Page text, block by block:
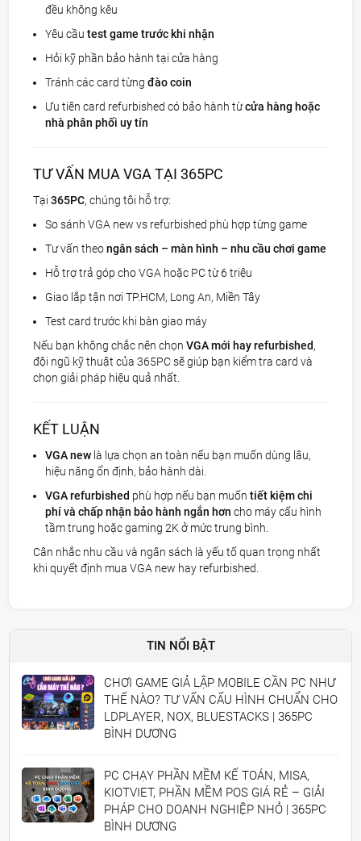
đều không kêu
Yêu cầutest game trước khi nhận
Hỏi kỹ phần bảo hành tại cửa hàng
Tránh các card từngđào coin
Ưu tiên card refurbished có bảo hành từcửa hàng hoặc
nhà phân phối uy tín
TƯ VẤN MUA VGA TẠI 365PC
Tại365PC, chúng tôi hỗ trợ:
So sánh VGA new vs refurbished phù hợp từng game
Tư vấn theongân sách – màn hình – nhu cầu chơi game
Hỗ trợ trả góp cho VGA hoặc PC từ 6 triệu
Giao lắp tận nơi TP.HCM, Long An, Miền Tây
Test card trước khi bàn giao máy
Nếu bạn không chắc nên chọnVGA mới hay refurbished,
đội ngũ kỹ thuật của 365PC sẽ giúp bạn kiểm tra card và
chọn giải pháp hiệu quả nhất.
KẾT LUẬN
VGA new là lựa chọn an toàn nếu bạn muốn dùng lâu,
hiệu năng ổn định, bảo hành dài.
VGA refurbished phù hợp nếu bạn muốntiết kiệm chi
phí và chấp nhận bảo hành ngắn hơn cho máy cấu hình
tầm trung hoặc gaming 2K ở mức trung bình.
Cân nhắc nhu cầu và ngân sách là yếu tố quan trọng nhất
khi quyết định mua VGA new hay refurbished.
TIN NỔI BẬT
CHƠI GAME GIẢ LẬP MOBILE CẦN PC NHƯ
THẾ NÀO? TƯ VẤN CẤU HÌNH CHUẨN CHO
LDPLAYER, NOX, BLUESTACKS | 365PC
BÌNH DƯƠNG
PC CHẠY PHẦN MỀM KẾ TOÁN, MISA,
KIOTVIET, PHẦN MỀM POS GIÁ RẺ – GIẢI
PHÁP CHO DOANH NGHIỆP NHỎ | 365PC
BÌNH DƯƠNG